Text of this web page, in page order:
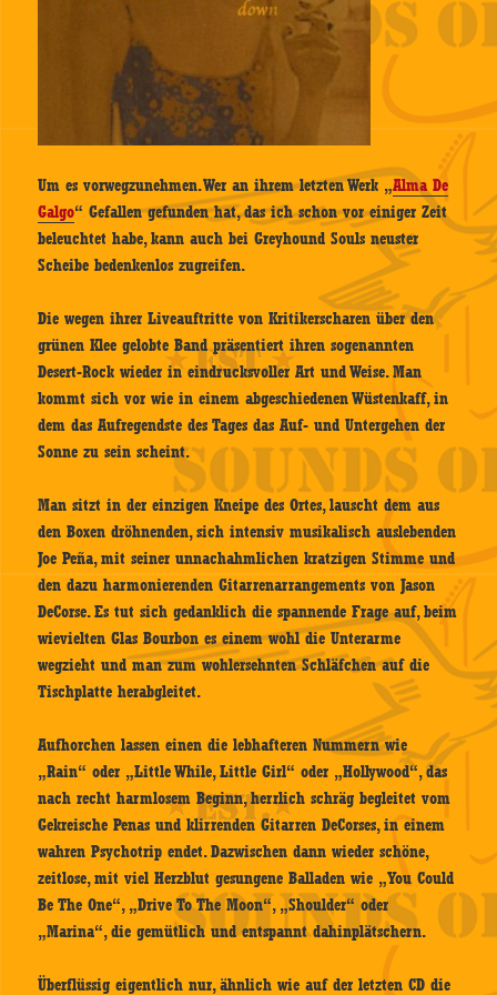
Um es vorwegzunehmen. Wer an ihrem letzten Werk „Alma De
Galgo“ Gefallen gefunden hat, das ich schon vor einiger Zeit
beleuchtet habe, kann auch bei Greyhound Souls neuster
Scheibe bedenkenlos zugreifen.
Die wegen ihrer Liveauftritte von Kritikerscharen über den
grünen Klee gelobte Band präsentiert ihren sogenannten
Desert-Rock wieder in eindrucksvoller Art und Weise. Man
kommt sich vor wie in einem abgeschiedenen Wüstenkaff, in
dem das Aufregendste des Tages das Auf- und Untergehen der
Sonne zu sein scheint.
Man sitzt in der einzigen Kneipe des Ortes, lauscht dem aus
den Boxen dröhnenden, sich intensiv musikalisch auslebenden
Joe Peña, mit seiner unnachahmlichen kratzigen Stimme und
den dazu harmonierenden Gitarrenarrangements von Jason
DeCorse. Es tut sich gedanklich die spannende Frage auf, beim
wievielten Glas Bourbon es einem wohl die Unterarme
wegzieht und man zum wohlersehnten Schläfchen auf die
Tischplatte herabgleitet.
Aufhorchen lassen einen die lebhafteren Nummern wie
„Rain“ oder „Little While, Little Girl“ oder „Hollywood“, das
nach recht harmlosem Beginn, herrlich schräg begleitet vom
Gekreische Penas und klirrenden Gitarren DeCorses, in einem
wahren Psychotrip endet. Dazwischen dann wieder schöne,
zeitlose, mit viel Herzblut gesungene Balladen wie „You Could
Be The One“, „Drive To The Moon“, „Shoulder“ oder
„Marina“, die gemütlich und entspannt dahinplätschern.
Überflüssig eigentlich nur, ähnlich wie auf der letzten CD die